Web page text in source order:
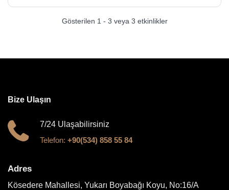
Gösterilen 1 - 3 veya 3 etkinlikler
Bize Ulaşın
7/24 Ulaşabilirsiniz
Telefon: +90(534) 858 55 84
Adres
Kösedere Mahallesi, Yukarı Boyabağı Koyu, No:16/A